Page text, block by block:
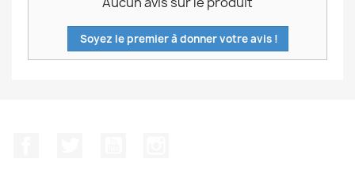
Soyez le premier à donner votre avis !